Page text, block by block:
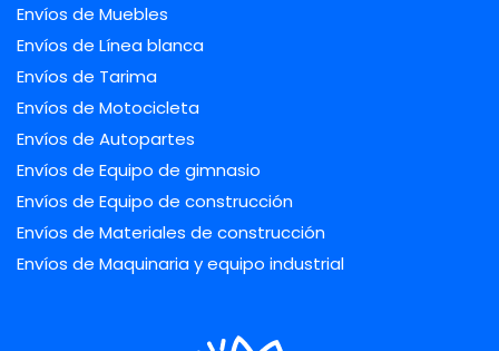
Envíos de Muebles
Envíos de Línea blanca
Envíos de Tarima
Envíos de Motocicleta
Envíos de Autopartes
Envíos de Equipo de gimnasio
Envíos de Equipo de construcción
Envíos de Materiales de construcción
Envíos de Maquinaria y equipo industrial